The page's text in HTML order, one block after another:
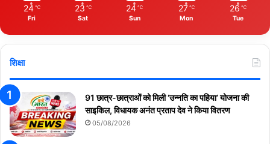
24 ℃
Fri
23 ℃
Sat
24 ℃
Sun
27 ℃
Mon
26 ℃
Tue
शिक्षा
91 छात्र-छात्राओं को मिली ‘उन्नति का पहिया’ योजना की
साइकिल, विधायक अनंत प्रताप देव ने किया वितरण
05/08/2026